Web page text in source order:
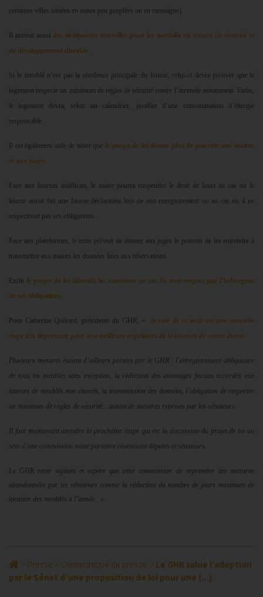
certaines villes situées en zones peu peuplées ou en montagne).
Il prévoit aussi des obligations nouvelles pour les meublés en termes de sécurité et
de développement durable.
Si le meublé n’est pas la résidence principale du loueur, celui-ci devra prouver que le
logement respecte un minimum de règles de sécurité contre l’incendie notamment. Enfin,
le logement devra, selon un calendrier, justifier d’une consommation d’énergie
responsable.
Il est également utile de noter que le projet de loi donne plus de pouvoir aux maires
et aux juges.
Face aux loueurs indélicats, le maire pourra suspendre le droit de louer au cas où le
loueur aurait fait une fausse déclaration lors de son enregistrement ou au cas où il ne
respecterait pas ses obligations.
Face aux plateformes, le texte prévoit de donner aux juges le pouvoir de les enjoindre à
transmettre aux maires les données liées aux réservations.
Enfin le projet de loi alourdit les sanctions en cas de non-respect par l’hébergeur
de ses obligations.
Pour Catherine Quérard, présidente du GHR, «
le vote de ce texte est une nouvelle
étape très importante pour une meilleure régulation de la location de courte durée.
Plusieurs mesures étaient d’ailleurs portées par le GHR : l’enregistrement obligatoire
de tous les meublés sans exception, la réduction des avantages fiscaux accordés aux
loueurs de meublés non classés, la transmission des données, l’obligation de respecter
un minimum de règles de sécurité…autant de mesures reprises par les sénateurs.
Il faut maintenant attendre la prochaine étape qui est la discussion du projet de loi au
sein d’une commission mixte paritaire réunissant députés et sénateurs.
Le GHR reste vigilant et espère que cette commission de reprendre des mesures
abandonnées par les sénateurs comme la réduction du nombre de jours maximum de
location des meublés à l’année.
»
> Presse > Communiqué de presse > Le GHR salue l’adoption
par le Sénat d’une proposition de loi pour une (...)